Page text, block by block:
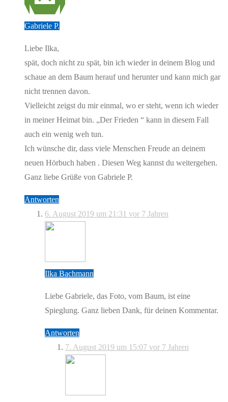
Gabriele P.
Liebe Ilka,
spät, doch nicht zu spät, bin ich wieder in deinem Blog und
schaue an dem Baum herauf und herunter und kann mich gar
nicht trennen davon.
Vielleicht zeigst du mir einmal, wo er steht, wenn ich wieder
in meiner Heimat bin. „Der Frieden “ kann in diesem Fall
auch ein wenig weh tun.
Ich wünsche dir, dass viele Menschen Freude an deinem
neuen Hörbuch haben . Diesen Weg kannst du weitergehen.
Ganz liebe Grüße von Gabriele P.
Antworten
6. August 2019 um 21:31 vor 7 Jahren
Ilka Bachmann
Liebe Gabriele, das Foto, vom Baum, ist eine
Spieglung. Ganz lieben Dank, für deinen Kommentar.
Antworten
7. August 2019 um 15:07 vor 7 Jahren